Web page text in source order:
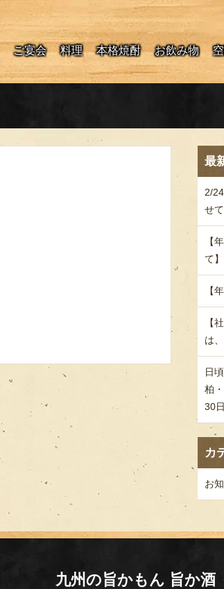
ご宴会 料理 本格焼酎 お飲み物
最
2/
せ
【
て】
【
【
は
日
柏
30
カ
お
九州の旨かもん 旨か酒